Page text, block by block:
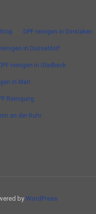
DPF reinigen in Dinslaken
reinigen in Düsseldorf
DPF reinigen in Gladbeck
in Marl
Reinigung
an der Ruhr
byWordPress